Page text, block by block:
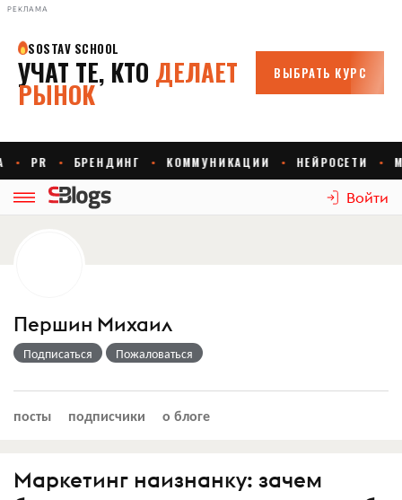
РЕКЛАМА
Войти
Першин Михаил
Подписаться Пожаловаться
посты подписчики о блоге
Маркетинг наизнанку: зачем